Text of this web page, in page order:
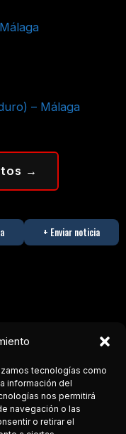
tecnologías como
información del
nos permitirá
navegación o las
o retirar el
– Málaga
→
+ Enviar noticia